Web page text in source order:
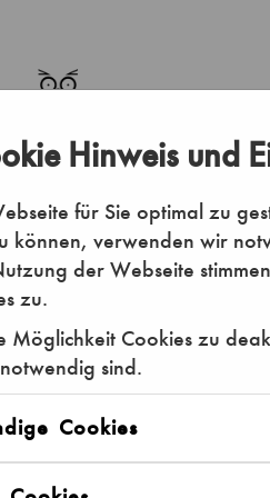
Hinweis und
für Sie optimal zu
können, verwenden wir
der Webseite
zu.
Möglichkeit Cookies zu
sind.
Cookies